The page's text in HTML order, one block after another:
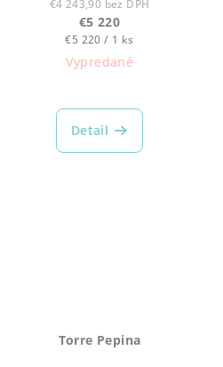
€4 243,90 bez DPH
€5 220
Jednotková
cena:
€5 220 / 1 ks
Vypredané
Detail
Torre Pepina